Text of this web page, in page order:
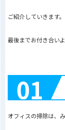
ご紹介していきます。
最後までお付き合い
01
オフィスの掃除は、